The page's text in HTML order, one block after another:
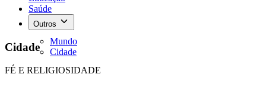
Saúde
Outros
Mundo
Cidade
Cidade
FÉ E RELIGIOSIDADE